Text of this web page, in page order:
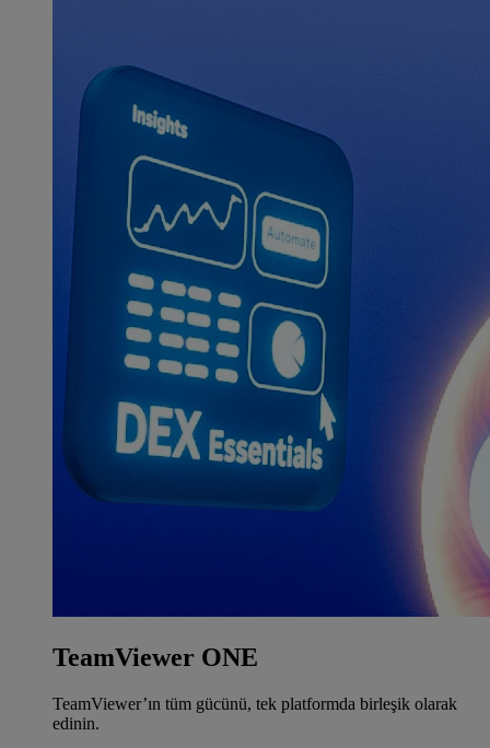
TeamViewer ONE
TeamViewer’ın tüm gücünü, tek platformda birleşik olarak
edinin.